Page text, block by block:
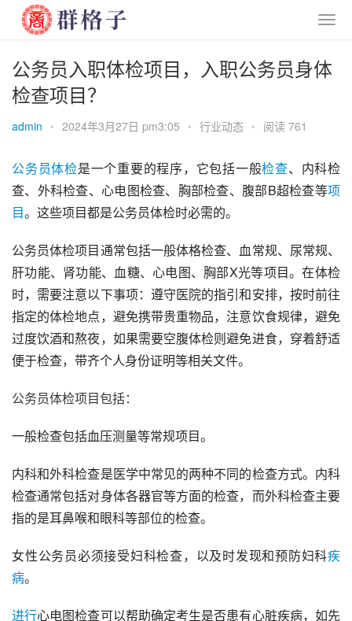
公务员入职体检项目，入职公务员身体
检查项目？
admin • 2024年3月27日 pm3:05 • 行业动态 • 阅读 761
公务员体检是一个重要的程序，它包括一般检查、内科检
查、外科检查、心电图检查、胸部检查、腹部B超检查等项
目。这些项目都是公务员体检时必需的。
公务员体检项目通常包括一般体格检查、血常规、尿常规、
肝功能、肾功能、血糖、心电图、胸部X光等项目。在体检
时，需要注意以下事项：遵守医院的指引和安排，按时前往
指定的体检地点，避免携带贵重物品，注意饮食规律，避免
过度饮酒和熬夜，如果需要空腹体检则避免进食，穿着舒适
便于检查，带齐个人身份证明等相关文件。
公务员体检项目包括：
一般检查包括血压测量等常规项目。
内科和外科检查是医学中常见的两种不同的检查方式。内科
检查通常包括对身体各器官等方面的检查，而外科检查主要
指的是耳鼻喉和眼科等部位的检查。
女性公务员必须接受妇科检查，以及时发现和预防妇科疾
病。
进行心电图检查可以帮助确定考生是否患有心脏疾病，如先